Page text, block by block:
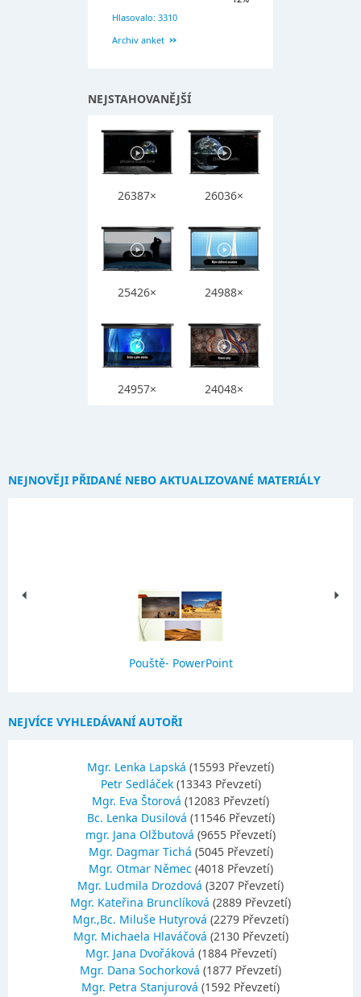
Hlasovalo: 3310
Archiv anket
NEJSTAHOVANĚJŠÍ
26387× 26036×
25426× 24988×
24957× 24048×
NEJNOVĚJI PŘIDANÉ NEBO AKTUALIZOVANÉ MATERIÁLY
Pouště- PowerPoint
NEJVÍCE VYHLEDÁVANÍ AUTOŘI
Mgr. Lenka Lapská (15593 Převzetí)
Petr Sedláček (13343 Převzetí)
Mgr. Eva Štorová (12083 Převzetí)
Bc. Lenka Dusilová (11546 Převzetí)
mgr. Jana Olžbutová (9655 Převzetí)
Mgr. Dagmar Tichá (5045 Převzetí)
Mgr. Otmar Němec (4018 Převzetí)
Mgr. Ludmila Drozdová (3207 Převzetí)
Mgr. Kateřina Brunclíková (2889 Převzetí)
Mgr.,Bc. Miluše Hutyrová (2279 Převzetí)
Mgr. Michaela Hlaváčová (2130 Převzetí)
Mgr. Jana Dvořáková (1884 Převzetí)
Mgr. Dana Sochorková (1877 Převzetí)
Mgr. Petra Stanjurová (1592 Převzetí)